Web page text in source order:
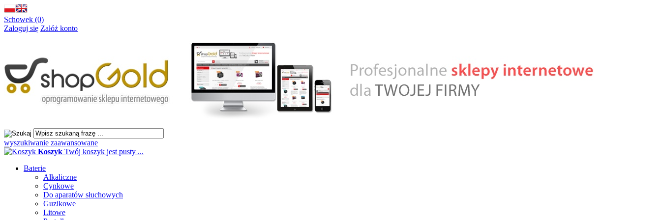
Schowek (0)
Zaloguj się Załóż konto
wyszukiwanie zaawansowane
Koszyk Twój koszyk jest pusty ...
Baterie
Alkaliczne
Cynkowe
Do aparatów słuchowych
Guzikowe
Litowe